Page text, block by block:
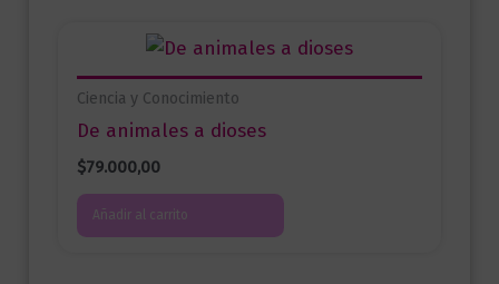
Ciencia y Conocimiento
De animales a dioses
$79.000,00
Añadir al carrito